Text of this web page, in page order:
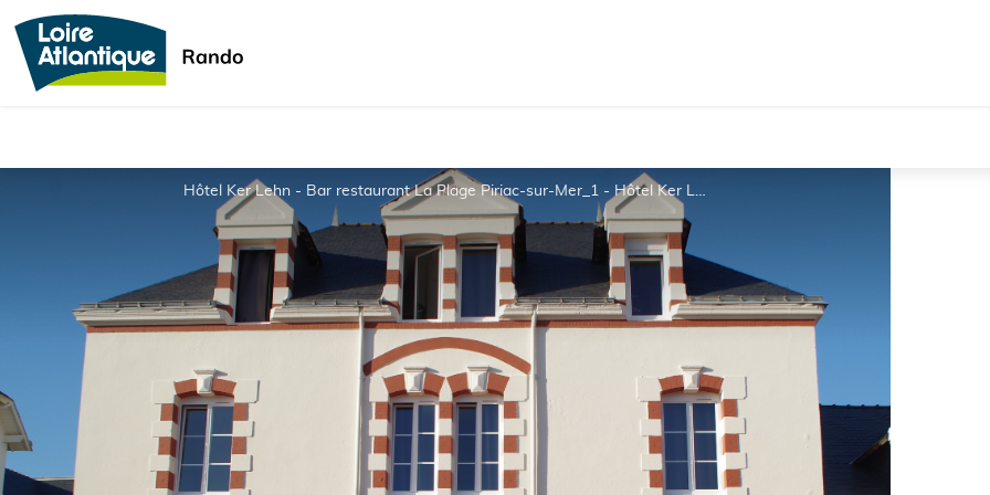
Hôtel Ker Lehn - Bar restaurant La Plage Piriac-sur-Mer_1 - Hôtel Ker Lehn - Bar restaurant La Plage Piriac-sur-Mer